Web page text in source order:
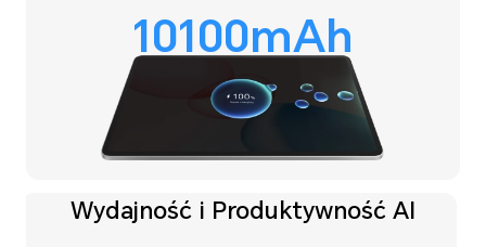
10100mAh
Wydajność i Produktywność AI